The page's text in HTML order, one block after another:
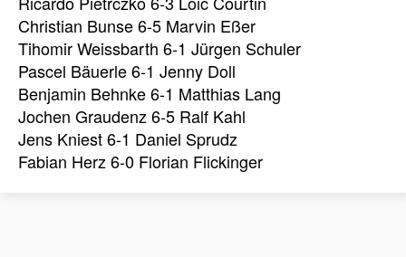
Christian Bunse 6-5 Marvin Eßer
Tihomir Weissbarth 6-1 Jürgen Schuler
Pascel Bäuerle 6-1 Jenny Doll
Benjamin Behnke 6-1 Matthias Lang
Jochen Graudenz 6-5 Ralf Kahl
Jens Kniest 6-1 Daniel Sprudz
Fabian Herz 6-0 Florian Flickinger